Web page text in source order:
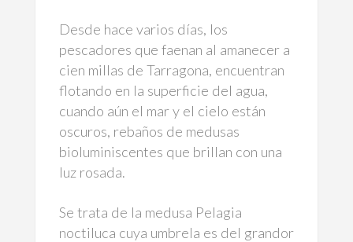
Desde hace varios días, los
pescadores que faenan al amanecer a
cien millas de Tarragona, encuentran
flotando en la superficie del agua,
cuando aún el mar y el cielo están
oscuros, rebaños de medusas
bioluminiscentes que brillan con una
luz rosada.
Se trata de la medusa Pelagia
noctiluca cuya umbrela es del grandor